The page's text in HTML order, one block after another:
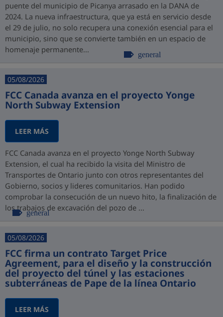
puente del municipio de Picanya arrasado en la DANA de
2024. La nueva infraestructura, que ya está en servicio desde
el 29 de julio, no solo recupera una conexión esencial para el
municipio, sino que se convierte también en un espacio de
homenaje permanente...
general
05/08/2026
FCC Canada avanza en el proyecto Yonge
North Subway Extension
LEER MÁS
FCC Canada avanza en el proyecto Yonge North Subway
Extension, el cual ha recibido la visita del Ministro de
Transportes de Ontario junto con otros representantes del
Gobierno, socios y lideres comunitarios. Han podido
comprobar la consecución de un nuevo hito, la finalización de
los trabajos de excavación del pozo de ...
general
05/08/2026
FCC firma un contrato Target Price
Agreement, para el diseño y la construcción
del proyecto del túnel y las estaciones
subterráneas de Pape de la línea Ontario
LEER MÁS